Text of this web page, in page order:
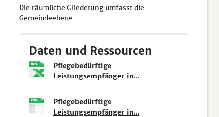
Die räumliche Gliederung umfasst die
Gemeindeebene.
Daten und Ressourcen
Pflegebedürftige
Leistungsempfänger in...
Pflegebedürftige
Leistungsempfänger in...